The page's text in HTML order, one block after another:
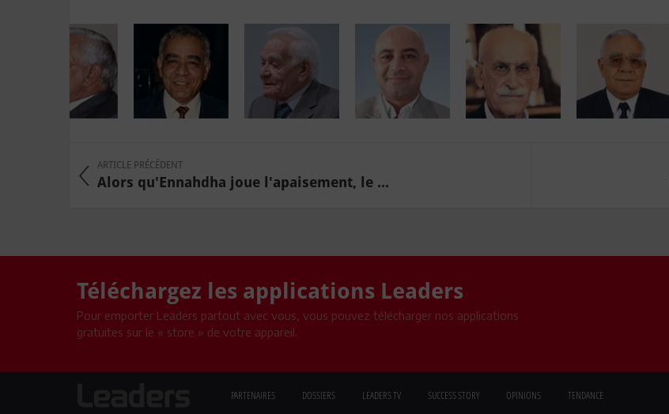
ARTICLE PRÉCÉDENT
Alors qu'Ennahdha joue l'apaisement, le ...
Téléchargez les applications Leaders
Pour emporter Leaders partout avec vous, vous pouvez télécharger nos applications
gratuites sur le « store » de votre appareil.
PARTENAIRES DOSSIERS LEADERS TV SUCCESS STORY OPINIONS TENDANCE